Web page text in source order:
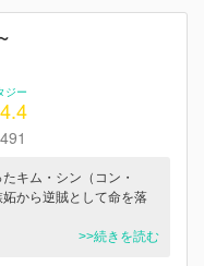
ジー
4.4
キム・シン（コン・
から逆賊として命を落
>>続きを読む